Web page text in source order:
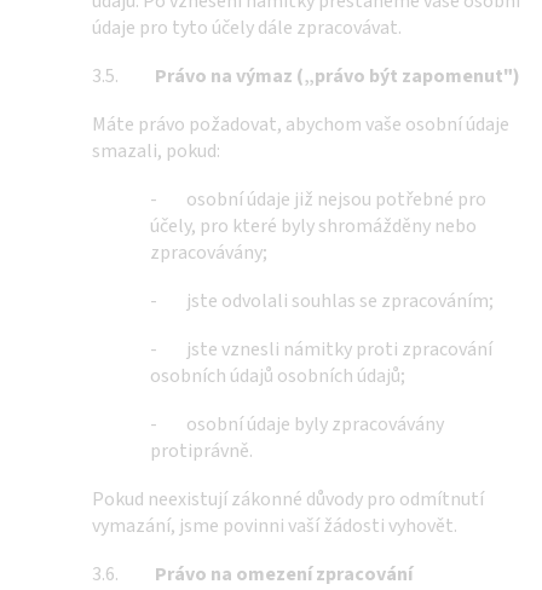
údaje pro tyto účely dále zpracovávat.
3.5. Právo na výmaz („právo být zapomenut")
Máte právo požadovat, abychom vaše osobní údaje
smazali, pokud:
- osobní údaje již nejsou potřebné pro
účely, pro které byly shromážděny nebo
zpracovávány;
- jste odvolali souhlas se zpracováním;
- jste vznesli námitky proti zpracování
osobních údajů osobních údajů;
- osobní údaje byly zpracovávány
protiprávně.
Pokud neexistují zákonné důvody pro odmítnutí
vymazání, jsme povinni vaší žádosti vyhovět.
3.6. Právo na omezení zpracování